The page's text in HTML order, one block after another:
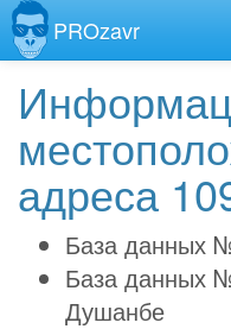
PROzavr
адреса
База данных
База данных
Душанбе